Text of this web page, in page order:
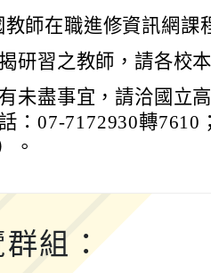
教師在職進修資訊網課
研習之教師，請各校
未盡事宜，請洽國立
：07-7172930轉7610
。
群組：